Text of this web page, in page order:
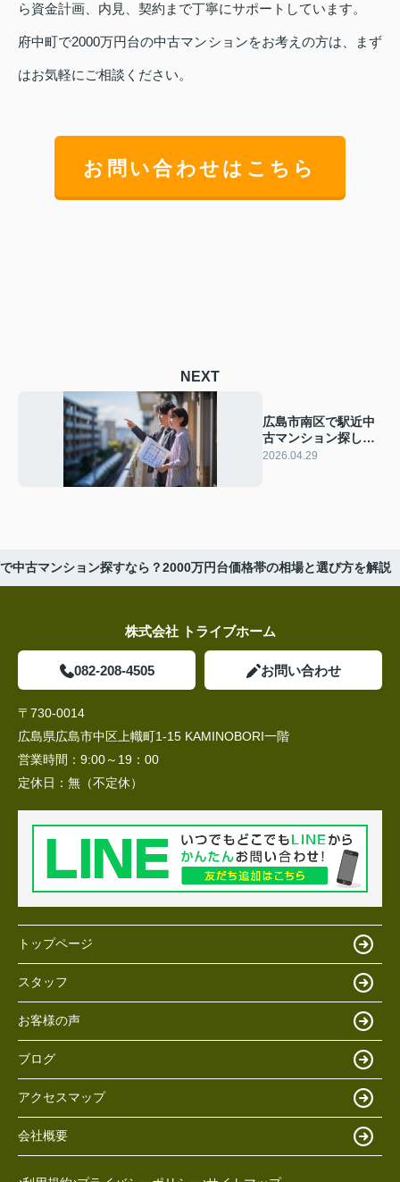
ら資金計画、内見、契約まで丁寧にサポートしています。
府中町で2000万円台の中古マンションをお考えの方は、まず
はお気軽にご相談ください。
お問い合わせはこちら
NEXT
広島市南区で駅近中
古マンション探し！
物件選びのポイント
2026.04.29
中古マンション探すなら？2000万円台価格帯の相場と選び方を解説
株式会社 トライブホーム
082-208-4505 お問い合わせ
〒730-0014
広島県広島市中区上幟町1-15 KAMINOBORI一階
営業時間： 9:00～19：00
定休日： 無（不定休）
トップページ
スタッフ
お客様の声
ブログ
アクセスマップ
会社概要